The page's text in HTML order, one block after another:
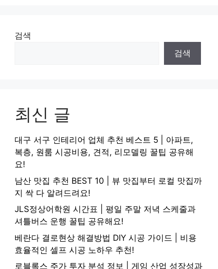
검색
검색
최신 글
대구 서구 인테리어 업체 추천 베스트 5 | 아파트,
복층, 원룸 시공비용, 견적, 리모델링 꿀팁 공유해
요!
남산 맛집 추천 BEST 10 | 뷰 맛집부터 로컬 맛집까
지 싹 다 알려드려요!
JLS정상어학원 시간표 | 평일 주말 저녁 스케줄과
셔틀버스 운행 꿀팁 공유해요!
베란다 결로현상 해결방법 DIY 시공 가이드 | 비용
효율적인 셀프 시공 노하우 추천!
로블록스 주가 투자 분석 정보 | 게임 산업 성장성과